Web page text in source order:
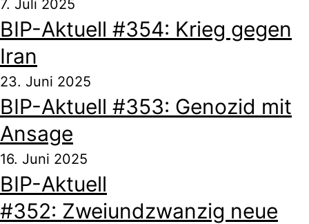
7. Juli 2025
BIP-Aktuell #354: Krieg gegen
Iran
23. Juni 2025
BIP-Aktuell #353: Genozid mit
Ansage
16. Juni 2025
BIP-Aktuell
#352: Zweiundzwanzig neue